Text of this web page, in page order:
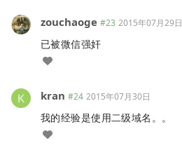
zouchaoge #23 2015年07月29日
已被微信强奸
kran #24 2015年07月30日
我的经验是使用二级域名。。